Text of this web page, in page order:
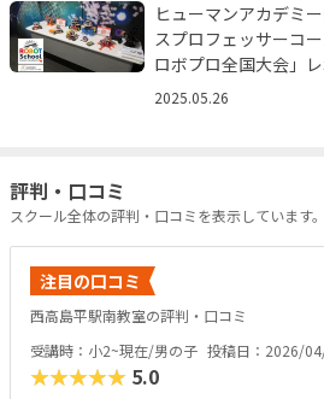
ヒューマンアカデミ
スプロフェッサーコ
ロボプロ全国大会」
2025.05.26
評判・口コミ
スクール全体の評判・口コミを表示しています。
注目の口コミ
西高島平駅南教室の評判・口コミ
受講時：小2~現在/男の子 投稿日：2026/
★★★★★ 5.0